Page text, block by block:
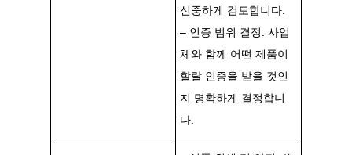
신중하게 검토합니다.
– 인증 범위 결정: 사업
체와 함께 어떤 제품이
할랄 인증을 받을 것인
지 명확하게 결정합니
다.